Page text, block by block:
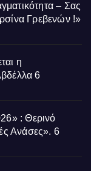
– Σας
Γρεβενών !»
η
6
: Θερινό
Ανάσες». 6